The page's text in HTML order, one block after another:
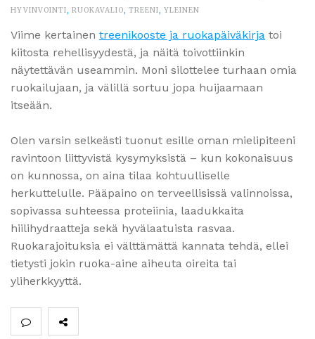
HYVINVOINTI RUOKAVALIO TREENI YLEINEN
Viime kertainen treenikooste ja ruokapäiväkirja toi
kiitosta rehellisyydestä, ja näitä toivottiinkin
näytettävän useammin. Moni silottelee turhaan omia
ruokailujaan, ja välillä sortuu jopa huijaamaan
itseään.
Olen varsin selkeästi tuonut esille oman mielipiteeni
ravintoon liittyvistä kysymyksistä – kun kokonaisuus
on kunnossa, on aina tilaa kohtuulliselle
herkuttelulle. Pääpaino on terveellisissä valinnoissa,
sopivassa suhteessa proteiinia, laadukkaita
hiilihydraatteja sekä hyvälaatuista rasvaa.
Ruokarajoituksia ei välttämättä kannata tehdä, ellei
tietysti jokin ruoka-aine aiheuta oireita tai
yliherkkyyttä.